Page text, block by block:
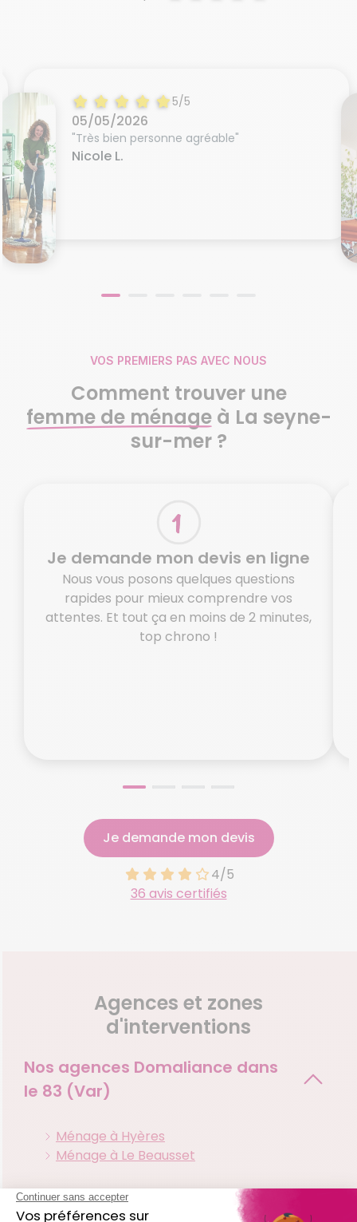
5/5
05/05/2026
"Très bien personne agréable"
Nicole L.
VOS PREMIERS PAS AVEC NOUS
Comment trouver une
femme de ménageà La seyne-
sur-mer ?
Je demande mon devis en ligne
Nous vous posons quelques questions
rapides pour mieux comprendre vos
attentes. Et tout ça en moins de 2 minutes,
top chrono !
Je demande mon devis
4/5
36 avis certifiés
Agences et zones
d'interventions
Nos agences Domaliance dans
le 83 (Var)
Ménage à Hyères
Ménage à Le Beausset